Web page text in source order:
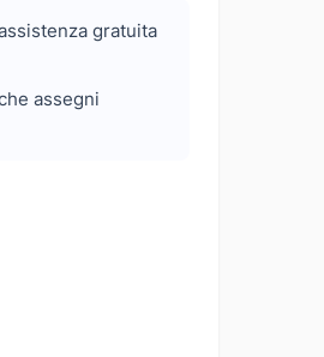
gratuita
assegni